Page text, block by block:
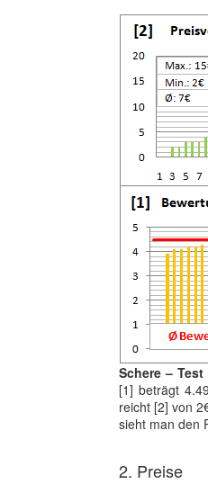
Schere –
[1] beträgt
reicht [2] von
sieht man den
2. Preise